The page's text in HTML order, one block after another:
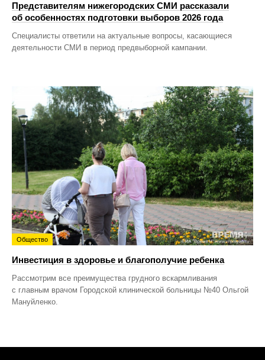
Представителям нижегородских СМИ рассказали
об особенностях подготовки выборов 2026 года
Специалисты ответили на актуальные вопросы, касающиеся
деятельности СМИ в период предвыборной кампании.
Общество
Инвестиция в здоровье и благополучие ребенка
Рассмотрим все преимущества грудного вскармливания
с главным врачом Городской клинической больницы №40 Ольгой
Мануйленко.